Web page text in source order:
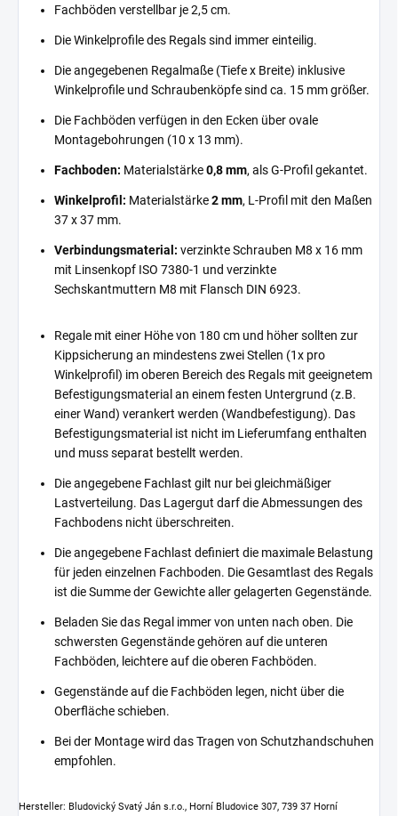
Fachböden verstellbar je 2,5 cm.
Die Winkelprofile des Regals sind immer einteilig.
Die angegebenen Regalmaße (Tiefe x Breite) inklusive
Winkelprofile und Schraubenköpfe sind ca. 15 mm größer.
Die Fachböden verfügen in den Ecken über ovale
Montagebohrungen (10 x 13 mm).
Fachboden: Materialstärke0,8 mm, als G-Profil gekantet.
Winkelprofil: Materialstärke2 mm, L-Profil mit den Maßen
37 x 37 mm.
Verbindungsmaterial: verzinkte Schrauben M8 x 16 mm
mit Linsenkopf ISO 7380-1 und verzinkte
Sechskantmuttern M8 mit Flansch DIN 6923.
Regale mit einer Höhe von 180 cm und höher sollten zur
Kippsicherung an mindestens zwei Stellen (1x pro
Winkelprofil) im oberen Bereich des Regals mit geeignetem
Befestigungsmaterial an einem festen Untergrund (z.B.
einer Wand) verankert werden (Wandbefestigung). Das
Befestigungsmaterial ist nicht im Lieferumfang enthalten
und muss separat bestellt werden.
Die angegebene Fachlast gilt nur bei gleichmäßiger
Lastverteilung. Das Lagergut darf die Abmessungen des
Fachbodens nicht überschreiten.
Die angegebene Fachlast definiert die maximale Belastung
für jeden einzelnen Fachboden. Die Gesamtlast des Regals
ist die Summe der Gewichte aller gelagerten Gegenstände.
Beladen Sie das Regal immer von unten nach oben. Die
schwersten Gegenstände gehören auf die unteren
Fachböden, leichtere auf die oberen Fachböden.
Gegenstände auf die Fachböden legen, nicht über die
Oberfläche schieben.
Bei der Montage wird das Tragen von Schutzhandschuhen
empfohlen.
Hersteller: Bludovický Svatý Ján s.r.o., Horní Bludovice 307, 739 37 Horní